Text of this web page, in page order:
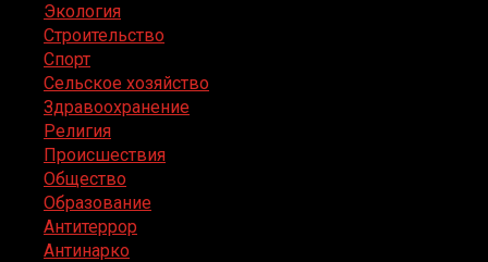
Экология
Строительство
Спорт
Сельское хозяйство
Здравоохранение
Религия
Происшествия
Общество
Образование
Антитеррор
Антинарко